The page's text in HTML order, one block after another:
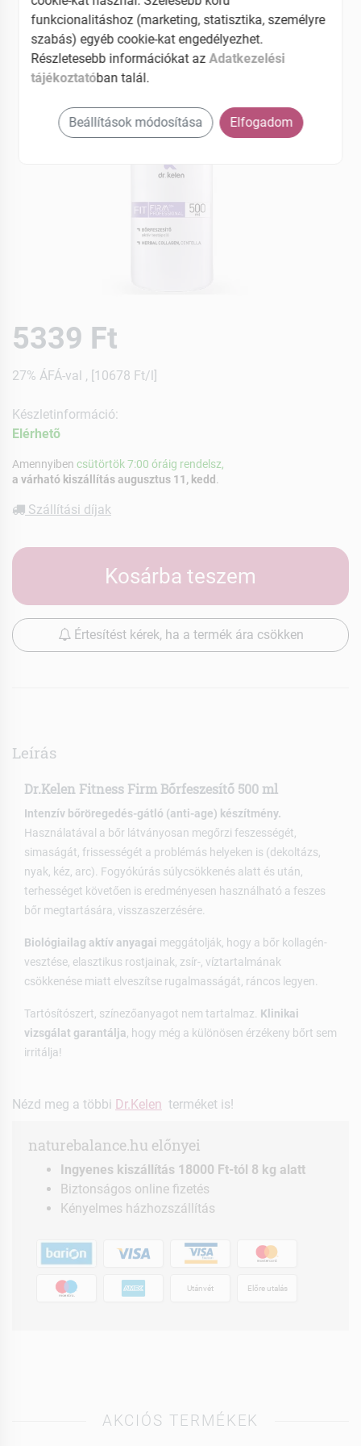
5339 Ft
27% ÁFÁ-val , [10678 Ft/l]
Készletinformáció:
Elérhetõ
Amennyiben csütörtök 7:00 óráig rendelsz,
a várható kiszállítás augusztus 11, kedd
Szállítási díjak
Kosárba teszem
Értesítést kérek, ha a termék ára csökken
Leírás
Dr.Kelen Fitness Firm Bőrfeszesítő 500 ml
Intenzív bőröregedés-gátló (anti-age) készítmény.
Használatával a bőr látványosan megőrzi feszességét,
simaságát, frissességét a problémás helyeken is (dekoltázs,
nyak, kéz, arc). Fogyókúrás súlycsökkenés alatt és után,
terhességet követően is eredményesen használható a feszes
bőr megtartására, visszaszerzésére.
Biológiailag aktív anyagai meggátolják, hogy a bőr kollagén-
vesztése, elasztikus rostjainak, zsír-, víztartalmának
csökkenése miatt elveszítse rugalmasságát, ráncos legyen.
Tartósítószert, színezőanyagot nem tartalmaz. Klinikai
vizsgálat garantálja , hogy még a különösen érzékeny bőrt sem
irritálja!
Nézd meg a többi Dr.Kelen terméket is!
naturebalance.hu előnyei
Ingyenes kiszállítás 18000 Ft-tól 8 kg alatt
Biztonságos online fizetés
Kényelmes házhozszállítás
Utánvét Előre utalás
AKCIÓS TERMÉKEK
funkcionalitáshoz (marketing, statisztika, személyre
szabás) egyéb cookie-kat engedélyezhet.
Részletesebb információkat az Adatkezelési
tájékoztatóban talál.
Beállítások módosítása Elfogadom